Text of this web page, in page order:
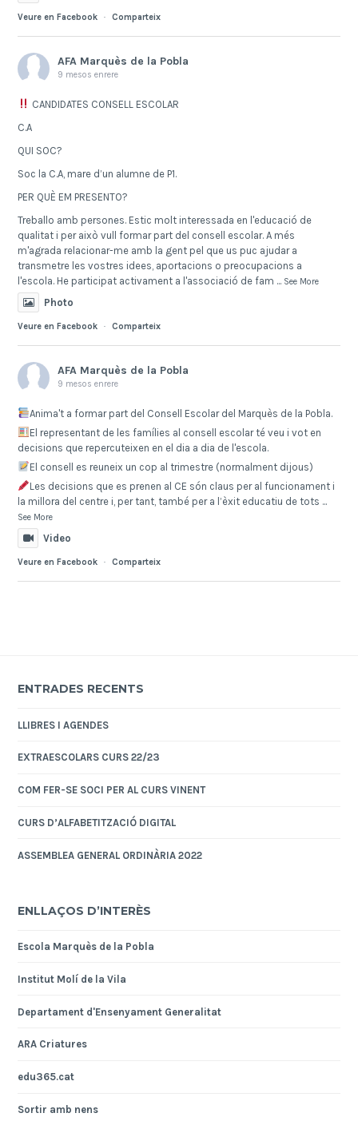
Veure en Facebook · Comparteix
AFA Marquès de la Pobla
9 mesos enrere
CANDIDATES CONSELL ESCOLAR
C.A
QUI SOC?
Soc la C.A, mare d’un alumne de P1.
PER QUÈ EM PRESENTO?
Treballo amb persones. Estic molt interessada en l'educació de
qualitat i per això vull formar part del consell escolar. A més
m'agrada relacionar-me amb la gent pel que us puc ajudar a
transmetre les vostres idees, aportacions o preocupacions a
l'escola. He participat activament a l'associació de fam ... See More
Photo
Veure en Facebook · Comparteix
AFA Marquès de la Pobla
9 mesos enrere
Anima't a formar part del Consell Escolar del Marquès de la Pobla.
El representant de les famílies al consell escolar té veu i vot en
decisions que repercuteixen en el dia a dia de l'escola.
El consell es reuneix un cop al trimestre (normalment dijous)
Les decisions que es prenen al CE són claus per al funcionament i
la millora del centre i, per tant, també per a l’èxit educatiu de tots ...
See More
Video
Veure en Facebook · Comparteix
ENTRADES RECENTS
LLIBRES I AGENDES
EXTRAESCOLARS CURS 22/23
COM FER-SE SOCI PER AL CURS VINENT
CURS D’ALFABETITZACIÓ DIGITAL
ASSEMBLEA GENERAL ORDINÀRIA 2022
ENLLAÇOS D’INTERÈS
Escola Marquès de la Pobla
Institut Molí de la Vila
Departament d'Ensenyament Generalitat
ARA Criatures
edu365.cat
Sortir amb nens